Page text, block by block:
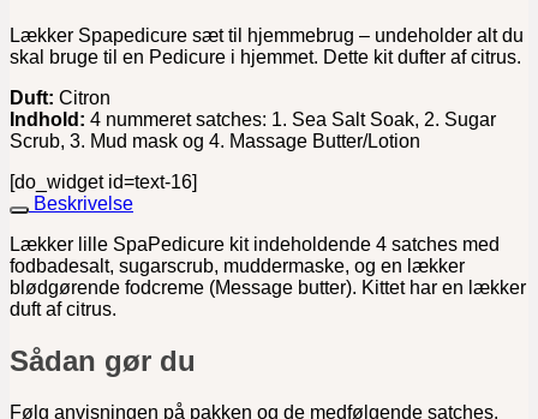
Lækker Spapedicure sæt til hjemmebrug – undeholder alt du
skal bruge til en Pedicure i hjemmet. Dette kit dufter af citrus.
Duft: Citron
Indhold: 4 nummeret satches: 1. Sea Salt Soak, 2. Sugar
Scrub, 3. Mud mask og 4. Massage Butter/Lotion
[do_widget id=text-16]
Beskrivelse
Lækker lille SpaPedicure kit indeholdende 4 satches med
fodbadesalt, sugarscrub, muddermaske, og en lækker
blødgørende fodcreme (Message butter). Kittet har en lækker
duft af citrus.
Sådan gør du
Følg anvisningen på pakken og de medfølgende satches.